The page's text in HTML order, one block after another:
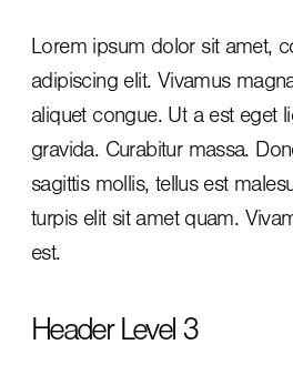
Lorem ipsum dolor sit amet,
adipiscing elit. Vivamus
aliquet congue. Ut a est eget
gravida. Curabitur massa.
sagittis mollis, tellus est
turpis elit sit amet quam.
est.
Header Level 3